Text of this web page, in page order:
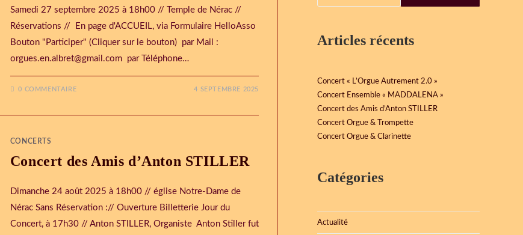
Samedi 27 septembre 2025 à 18h00 // Temple de Nérac //
Réservations // En page d'ACCUEIL, via Formulaire HelloAsso
Bouton "Participer" (Cliquer sur le bouton) par Mail :
orgues.en.albret@gmail.com par Téléphone…
0 COMMENTAIRE 4 SEPTEMBRE 2025
CONCERTS
Concert des Amis d’Anton STILLER
Dimanche 24 août 2025 à 18h00 // église Notre-Dame de
Nérac Sans Réservation :// Ouverture Billetterie Jour du
Concert, à 17h30 // Anton STILLER, Organiste Anton Stiller fut
Articles récents
Concert « L’Orgue Autrement 2.0 »
Concert Ensemble « MADDALENA »
Concert des Amis d’Anton STILLER
Concert Orgue & Trompette
Concert Orgue & Clarinette
Catégories
Actualité